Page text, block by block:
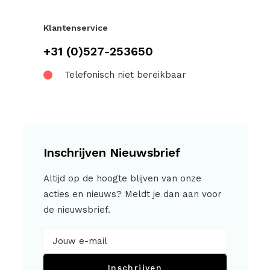
Klantenservice
+31 (0)527-253650
Telefonisch niet bereikbaar
Inschrijven Nieuwsbrief
Altijd op de hoogte blijven van onze
acties en nieuws? Meldt je dan aan voor
de nieuwsbrief.
Inschrijven